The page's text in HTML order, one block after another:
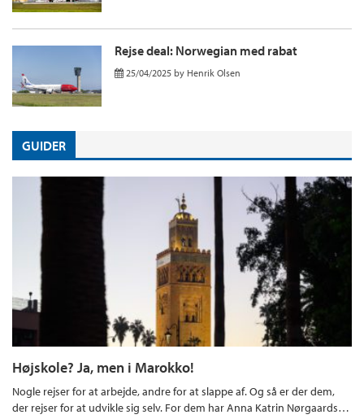
Rejse deal: Norwegian med rabat
25/04/2025 by Henrik Olsen
GUIDER
Højskole? Ja, men i Marokko!
Nogle rejser for at arbejde, andre for at slappe af. Og så er der dem,
der rejser for at udvikle sig selv. For dem har Anna Katrin Nørgaards…